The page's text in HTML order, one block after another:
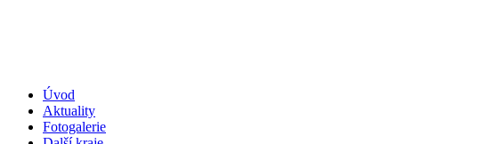
Úvod
Aktuality
Fotogalerie